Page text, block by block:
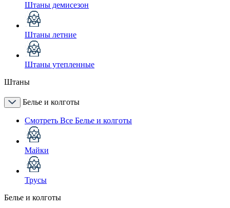
Штаны демисезон
Штаны летние
Штаны утепленные
Штаны
Белье и колготы
Смотреть Все Белье и колготы
Майки
Трусы
Белье и колготы